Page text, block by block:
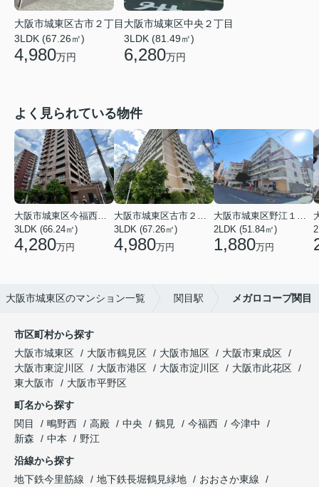
大阪市城東区古市２丁目
3LDK (67.26㎡)
4,980万円
大阪市城東区中央２丁目
3LDK (81.49㎡)
6,280万円
よく見られている物件
大阪市城東区今福西６丁目
3LDK (66.24㎡)
4,280万円
大阪市城東区古市２丁目
3LDK (67.26㎡)
4,980万円
大阪市城東区野江１丁目
2LDK (51.84㎡)
1,880万円
大阪市城東区のマンション一覧 関目駅 メガロコープ関目
市区町村から探す
大阪市城東区
大阪市鶴見区 大阪市旭区
大阪市東成区
大阪市東淀川区
大阪市港区 大阪市淀川区
大阪市此花区
東大阪市
大阪市平野区
町名から探す
関目
鴫野西 高殿 中央 鶴見 今福西
今津中
新森
中本
野江
沿線から探す
地下鉄今里筋線
地下鉄長堀鶴見緑地
おおさか東線